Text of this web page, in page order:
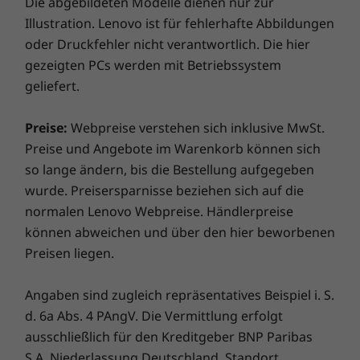
Ein Fest für Ihre Sinne
Tauchen Sie ein in die atemberaubende Grafik
mit mehreren Display-Optionen ausgestattet
ist. Seine großzügige Bildschirmfläche und die
genaue Farbgenauigkeit sorgen für ein
fesselndes Seherlebnis, während Dolby Audio™
die Klangqualität auf höchstem Niveau
verbessert. Außerdem ist es TÜV Eyesafe®
zertifiziert, um die Ermüdung der Augen bei
längerer Nutzung zu verhindern.
regionalen behördlichen Zertifizierungen und der Frequenzzuweisung.
Unterstütztes Docking
USB-C®3.0 Dock
USB-C® Thunderbolt™ 4 Dock
Design
Abmessungen (H x B x T)
1,7 cm x 31,3 cm x 22,4 cm / 0,66″ x 12,34″ x 8/82″
Gewicht
Tastatur
Optional: Weiße LED-Beleuchtung
Spritzwassergeschützt
Bedrohungen effizient abwehren. Entfesseln Sie das
Potenzial für eine spannende virtuelle Reise!
Illustration. Lenovo ist für fehlerhafte Abbildungen
oder Druckfehler nicht verantwortlich. Die hier
gezeigten PCs werden mit Betriebssystem
geliefert.
Preise: Webpreise verstehen sich inklusive MwSt.
Preise und Angebote im Warenkorb können sich
so lange ändern, bis die Bestellung aufgegeben
wurde. Preisersparnisse beziehen sich auf die
normalen Lenovo Webpreise. Händlerpreise
können abweichen und über den hier beworbenen
Preisen liegen.
Angaben sind zugleich repräsentatives Beispiel i. S.
d. 6a Abs. 4 PAngV. Die Vermittlung erfolgt
ausschließlich für den Kreditgeber BNP Paribas